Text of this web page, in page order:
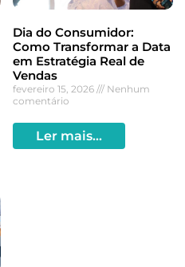
Dia do Consumidor:
Como Transformar a Data
em Estratégia Real de
Vendas
fevereiro 15, 2026
Nenhum
comentário
Ler mais...